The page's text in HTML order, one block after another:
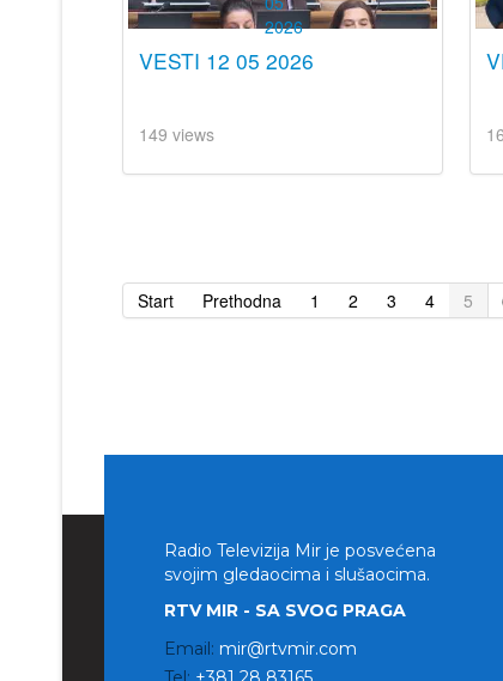
VESTI 12 05 2026
149 views
Start Prethodna 1 2 3 4 5
Radio Televizija Mir je posvećena
svojim gledaocima i slušaocima.
RTV MIR - SA SVOG PRAGA
Email: mir@rtvmir.com